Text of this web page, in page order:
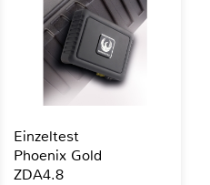
Einzeltest
Phoenix Gold
ZDA4.8